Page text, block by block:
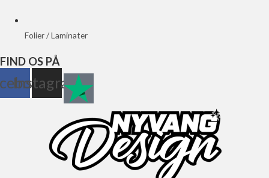
Folier / Laminater
FIND OS PÅ
Instagram